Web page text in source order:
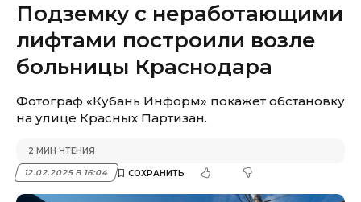
Подземку с неработающими
лифтами построили возле
больницы Краснодара
Фотограф «Кубань Информ» покажет обстановку
на улице Красных Партизан.
12.02.2025 В 16:04
2 МИН ЧТЕНИЯ